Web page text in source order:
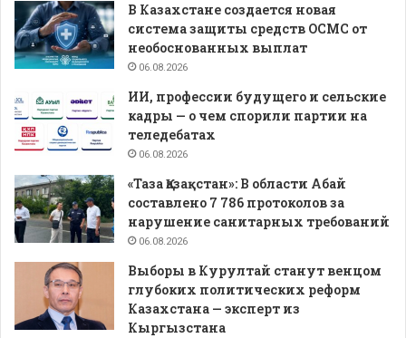
В Казахстане создается новая
система защиты средств ОСМС от
необоснованных выплат
06.08.2026
ИИ, профессии будущего и сельские
кадры — о чем спорили партии на
теледебатах
06.08.2026
«Таза Қазақстан»: В области Абай
составлено 7 786 протоколов за
нарушение санитарных требований
06.08.2026
Выборы в Курултай станут венцом
глубоких политических реформ
Казахстана — эксперт из
Кыргызстана